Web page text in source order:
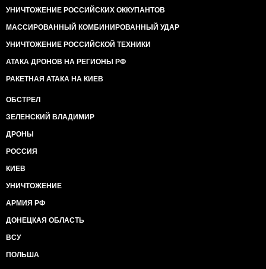
УНИЧТОЖЕНИЕ РОССИЙСКИХ ОККУПАНТОВ
МАССИРОВАННЫЙ КОМБИНИРОВАННЫЙ УДАР
УНИЧТОЖЕНИЕ РОССИЙСКОЙ ТЕХНИКИ
АТАКА ДРОНОВ НА РЕГИОНЫ РФ
РАКЕТНАЯ АТАКА НА КИЕВ
ОБСТРЕЛ
ЗЕЛЕНСКИЙ ВЛАДИМИР
ДРОНЫ
РОССИЯ
КИЕВ
УНИЧТОЖЕНИЕ
АРМИЯ РФ
ДОНЕЦКАЯ ОБЛАСТЬ
ВСУ
ПОЛЬША